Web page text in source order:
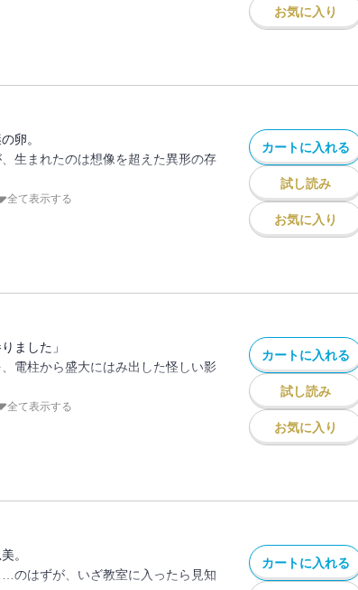
お気に入り
卵。
生まれたのは想像を超えた異形の存
、二ノ瀬家は大混乱！？
全て表示する
カートに入れる
試し読み
お気に入り
ました」
電柱から盛大にはみ出した怪しい影
霊”へ育てたいオバケ教育委員会だ
全て表示する
カートに入れる
試し読み
お気に入り
。
のはずが、いざ教室に入ったら見知
カートに入れる